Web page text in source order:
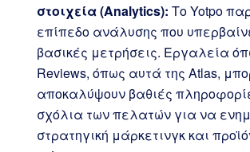
στοιχεία (Analytics): Το Yotpo
επίπεδο ανάλυσης που
βασικές μετρήσεις. Εργαλεία
Reviews, όπως αυτά της Atlas,
αποκαλύψουν βαθιές
σχόλια των πελατών για να
στρατηγική μάρκετινγκ και